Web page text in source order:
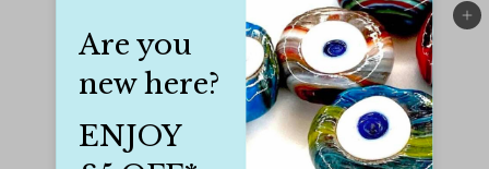
In den Einkaufswagen legen